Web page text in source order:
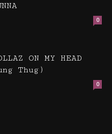
0
ON MY HEAD
Thug)
0